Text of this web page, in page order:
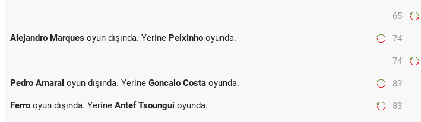
65'
74'
Alejandro Marques oyun dışında. Yerine Peixinho oyunda.
74'
83'
Pedro Amaral oyun dışında. Yerine Goncalo Costa oyunda.
83'
Ferro oyun dışında. Yerine Antef Tsoungui oyunda.